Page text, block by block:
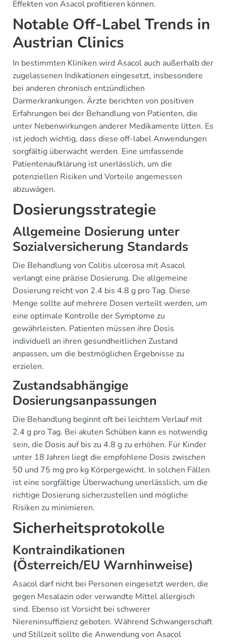
Effekten von Asacol profitieren können.
Notable Off-Label Trends in
Austrian Clinics
In bestimmten Kliniken wird Asacol auch außerhalb der
zugelassenen Indikationen eingesetzt, insbesondere
bei anderen chronisch entzündlichen
Darmerkrankungen. Ärzte berichten von positiven
Erfahrungen bei der Behandlung von Patienten, die
unter Nebenwirkungen anderer Medikamente litten. Es
ist jedoch wichtig, dass diese off-label Anwendungen
sorgfältig überwacht werden. Eine umfassende
Patientenaufklärung ist unerlässlich, um die
potenziellen Risiken und Vorteile angemessen
abzuwägen.
Dosierungsstrategie
Allgemeine Dosierung unter
Sozialversicherung Standards
Die Behandlung von Colitis ulcerosa mit Asacol
verlangt eine präzise Dosierung. Die allgemeine
Dosierung reicht von 2.4 bis 4.8 g pro Tag. Diese
Menge sollte auf mehrere Dosen verteilt werden, um
eine optimale Kontrolle der Symptome zu
gewährleisten. Patienten müssen ihre Dosis
individuell an ihren gesundheitlichen Zustand
anpassen, um die bestmöglichen Ergebnisse zu
erzielen.
Zustandsabhängige
Dosierungsanpassungen
Die Behandlung beginnt oft bei leichtem Verlauf mit
2.4 g pro Tag. Bei akuten Schüben kann es notwendig
sein, die Dosis auf bis zu 4.8 g zu erhöhen. Für Kinder
unter 18 Jahren liegt die empfohlene Dosis zwischen
50 und 75 mg pro kg Körpergewicht. In solchen Fällen
ist eine sorgfältige Überwachung unerlässlich, um die
richtige Dosierung sicherzustellen und mögliche
Risiken zu minimieren.
Sicherheitsprotokolle
Kontraindikationen
(Österreich/EU Warnhinweise)
Asacol darf nicht bei Personen eingesetzt werden, die
gegen Mesalazin oder verwandte Mittel allergisch
sind. Ebenso ist Vorsicht bei schwerer
Niereninsuffizienz geboten. Während Schwangerschaft
und Stillzeit sollte die Anwendung von Asacol